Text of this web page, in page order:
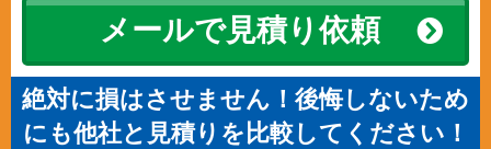
メールで見積り依頼
絶対に損はさせません！後悔しないため
にも他社と見積りを比較してください！